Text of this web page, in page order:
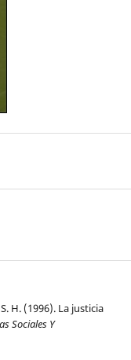
H. (1996). La justicia
Sociales Y